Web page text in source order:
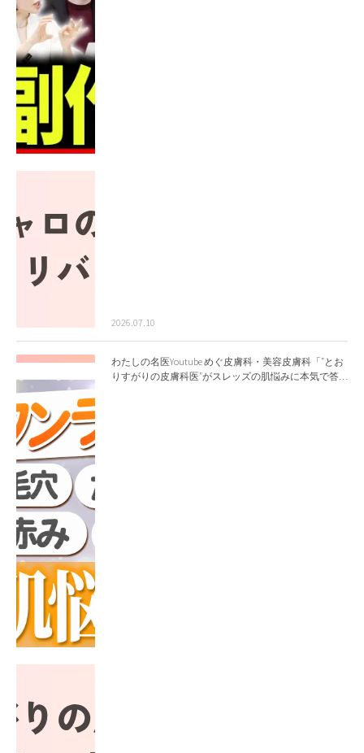
2026.07.10
わたしの名医Youtube めぐ皮膚科・美容皮膚科「”とお
りすがりの皮膚科医”がスレッズの肌悩みに本気で答